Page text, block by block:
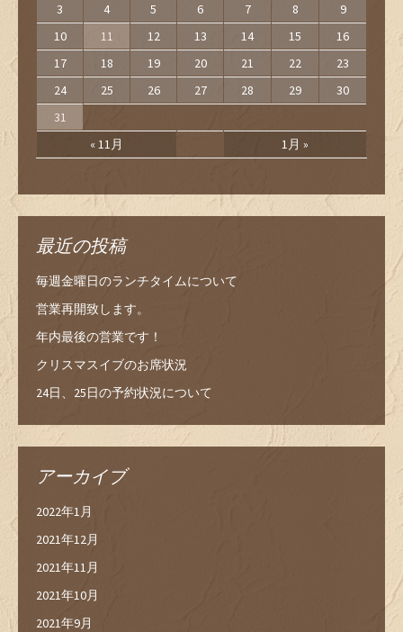
« 11月 1月 »
3
4 5 6 7 8
9
10
11 12 13 14 15
16
17
18 19 20 21 22
23
24
25 26 27 28 29
30
31
最近の投稿
毎週金曜日のランチタイムについて
営業再開致します。
年内最後の営業です！
クリスマスイブのお席状況
24日、25日の予約状況について
アーカイブ
2022年1月
2021年12月
2021年11月
2021年10月
2021年9月